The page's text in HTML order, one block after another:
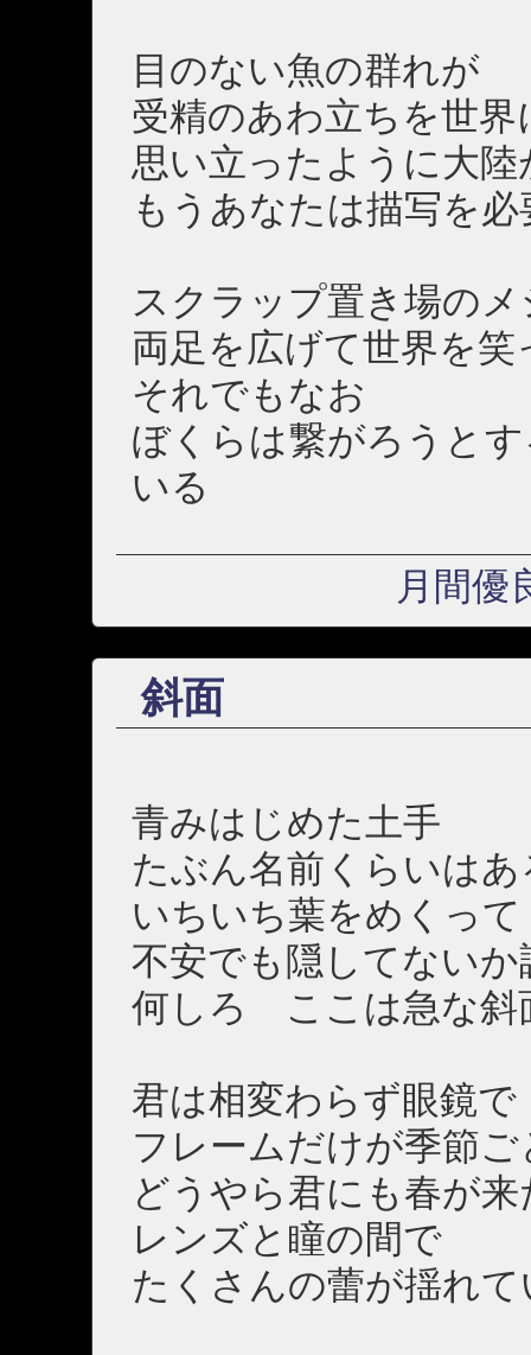
目のない魚の群れが
受精のあわ立ちを世
思い立ったように大
もうあなたは描写を
スクラップ置き場の
両足を広げて世界を
それでもなお
ぼくらは繋がろうと
いる
月間優
斜面
青みはじめた土手
たぶん名前くらいはあ
いちいち葉をめくって
不安でも隠してないか
何しろ ここは急な斜
君は相変わらず眼鏡で
フレームだけが季節
どうやら君にも春が
レンズと瞳の間で
たくさんの蕾が揺れ